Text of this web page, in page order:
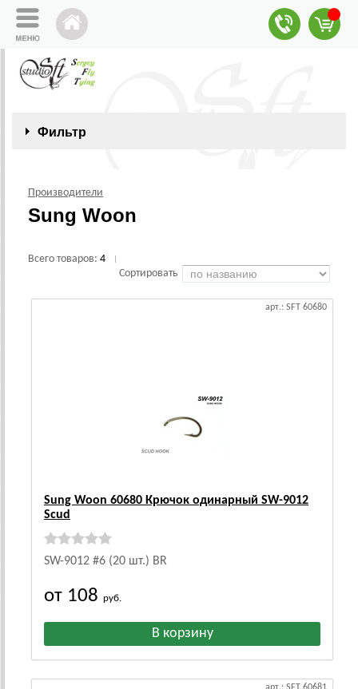
Фильтр
Производители
Sung Woon
Всего товаров: 4
Сортировать
арт.: SFT 60680
Sung Woon 60680 Крючок одинарный SW-9012
Scud
SW-9012 #6 (20 шт.) BR
от 108 руб.